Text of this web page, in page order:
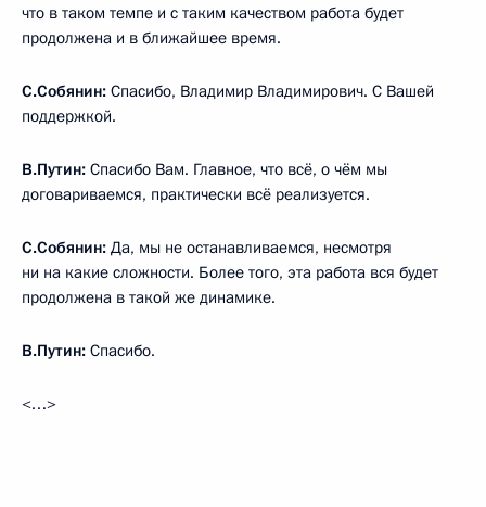
что в таком темпе и с таким качеством работа будет
продолжена и в ближайшее время.
С.Собянин: Спасибо, Владимир Владимирович. С Вашей
поддержкой.
В.Путин: Спасибо Вам. Главное, что всё, о чём мы
договариваемся, практически всё реализуется.
С.Собянин: Да, мы не останавливаемся, несмотря
ни на какие сложности. Более того, эта работа вся будет
продолжена в такой же динамике.
В.Путин: Спасибо.
<…>